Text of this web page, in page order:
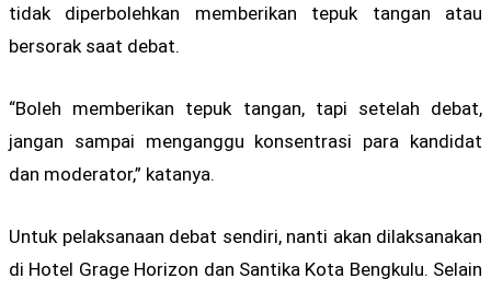
tidak diperbolehkan memberikan tepuk tangan atau
bersorak saat debat.
“Boleh memberikan tepuk tangan, tapi setelah debat,
jangan sampai menganggu konsentrasi para kandidat
dan moderator,” katanya.
Untuk pelaksanaan debat sendiri, nanti akan dilaksanakan
di Hotel Grage Horizon dan Santika Kota Bengkulu. Selain